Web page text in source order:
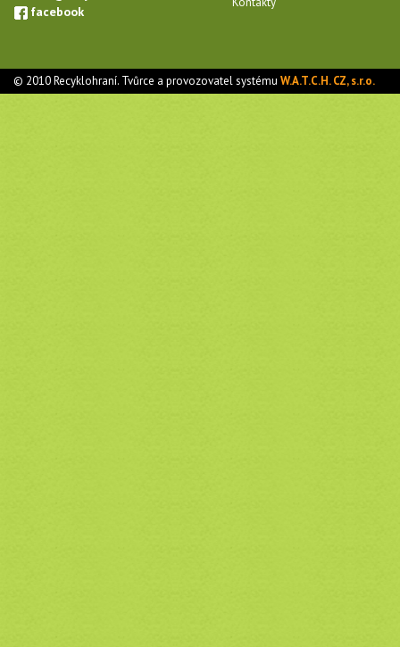
facebook
© 2010 Recyklohraní. Tvůrce a provozovatel systémuW.A.T.C.H. CZ, s.r.o.